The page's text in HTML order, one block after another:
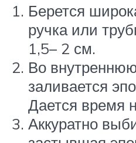
Берется
ручка или
1,5– 2 см.
Во
заливается
Дается время
Аккуратно